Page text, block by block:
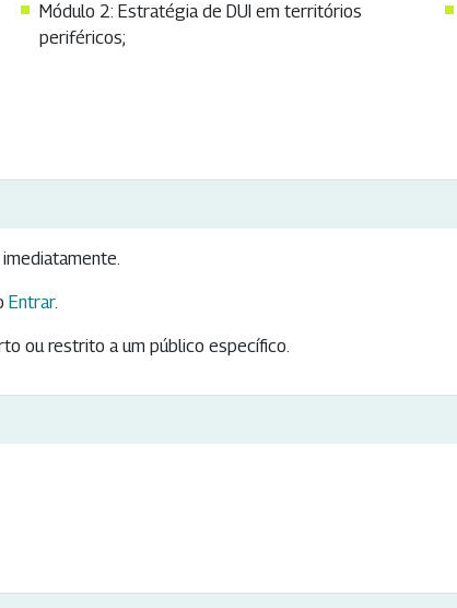
Módulo 2: Estratégia de DUI em territórios
periféricos;
Entrar.
ou restrito a um público específico.